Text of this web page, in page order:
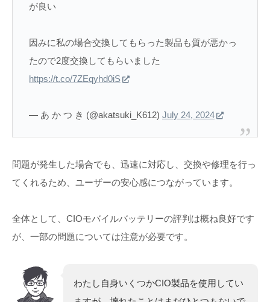
が良い
因みに私の場合交換してもらった製品も質が悪かっ
たので2度交換してもらいました
https://t.co/7ZEqyhd0iS
— あ か つ き (@akatsuki_K612) July 24, 2024
問題が発生した場合でも、迅速に対応し、交換や修理を行っ
てくれるため、ユーザーの安心感につながっています。
全体として、CIOモバイルバッテリーの評判は概ね良好です
が、一部の問題については注意が必要です。
わたし自身いくつかCIO製品を使用してい